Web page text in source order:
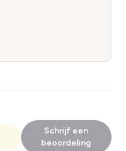
Schrijf een
beoordeling